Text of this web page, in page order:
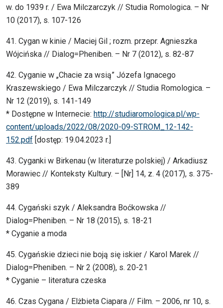
w. do 1939 r. / Ewa Milczarczyk // Studia Romologica. – Nr
10 (2017), s. 107-126
41. Cygan w kinie / Maciej Gil ; rozm. przepr. Agnieszka
Wójcińska // Dialog=Pheniben. – Nr 7 (2012), s. 82-87
42. Cyganie w „Chacie za wsią” Józefa Ignacego
Kraszewskiego / Ewa Milczarczyk // Studia Romologica. –
Nr 12 (2019), s. 141-149
* Dostępne w Internecie: http://studiaromologica.pl/wp-
content/uploads/2022/08/2020-09-STROM_12-142-
152.pdf [dostęp: 19.04.2023 r.]
43. Cyganki w Birkenau (w literaturze polskiej) / Arkadiusz
Morawiec // Konteksty Kultury. – [Nr] 14, z. 4 (2017), s. 375-
389
44. Cygański szyk / Aleksandra Boćkowska //
Dialog=Pheniben. – Nr 18 (2015), s. 18-21
* Cyganie a moda
45. Cygańskie dzieci nie boją się iskier / Karol Marek //
Dialog=Pheniben. – Nr 2 (2008), s. 20-21
* Cyganie – literatura czeska
46. Czas Cygana / Elżbieta Ciapara // Film. – 2006, nr 10, s.